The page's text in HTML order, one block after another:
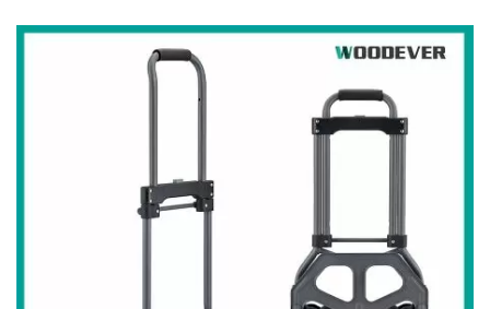
Ultimative Quelle Für
Stahl- Und
Aluminiumleitern & -